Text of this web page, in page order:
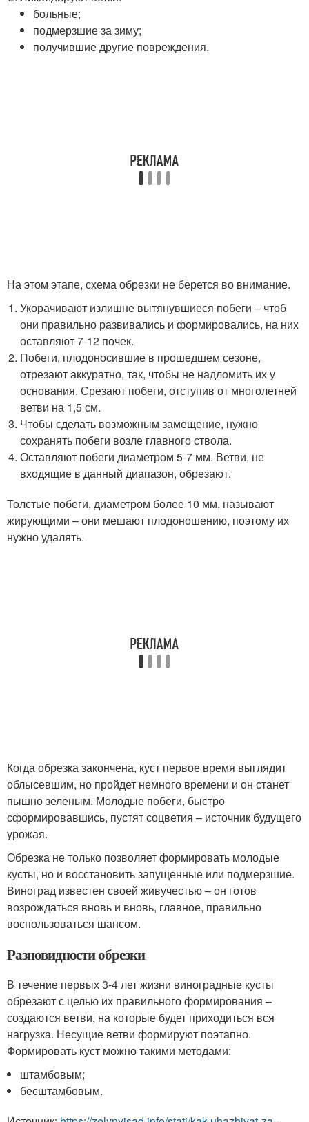
больные;
подмерзшие за зиму;
получившие другие повреждения.
На этом этапе, схема обрезки не берется во внимание.
Укорачивают излишне вытянувшиеся побеги – чтоб
они правильно развивались и формировались, на них
оставляют 7-12 почек.
Побеги, плодоносившие в прошедшем сезоне,
отрезают аккуратно, так, чтобы не надломить их у
основания. Срезают побеги, отступив от многолетней
ветви на 1,5 см.
Чтобы сделать возможным замещение, нужно
сохранять побеги возле главного ствола.
Оставляют побеги диаметром 5-7 мм. Ветви, не
входящие в данный диапазон, обрезают.
Толстые побеги, диаметром более 10 мм, называют
жирующими – они мешают плодоношению, поэтому их
нужно удалять.
Когда обрезка закончена, куст первое время выглядит
облысевшим, но пройдет немного времени и он станет
пышно зеленым. Молодые побеги, быстро
сформировавшись, пустят соцветия – источник будущего
урожая.
Обрезка не только позволяет формировать молодые
кусты, но и восстановить запущенные или подмерзшие.
Виноград известен своей живучестью – он готов
возрождаться вновь и вновь, главное, правильно
воспользоваться шансом.
Разновидности обрезки
В течение первых 3-4 лет жизни виноградные кусты
обрезают с целью их правильного формирования –
создаются ветви, на которые будет приходиться вся
нагрузка. Несущие ветви формируют поэтапно.
Формировать куст можно такими методами:
штамбовым;
бесштамбовым.